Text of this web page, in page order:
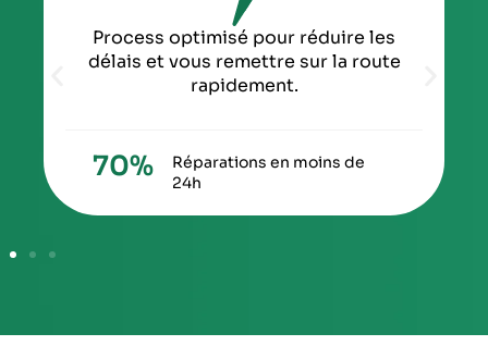
Process optimisé pour réduire les
délais et vous remettre sur la route
rapidement.
Réparations en moins de
24h
70%